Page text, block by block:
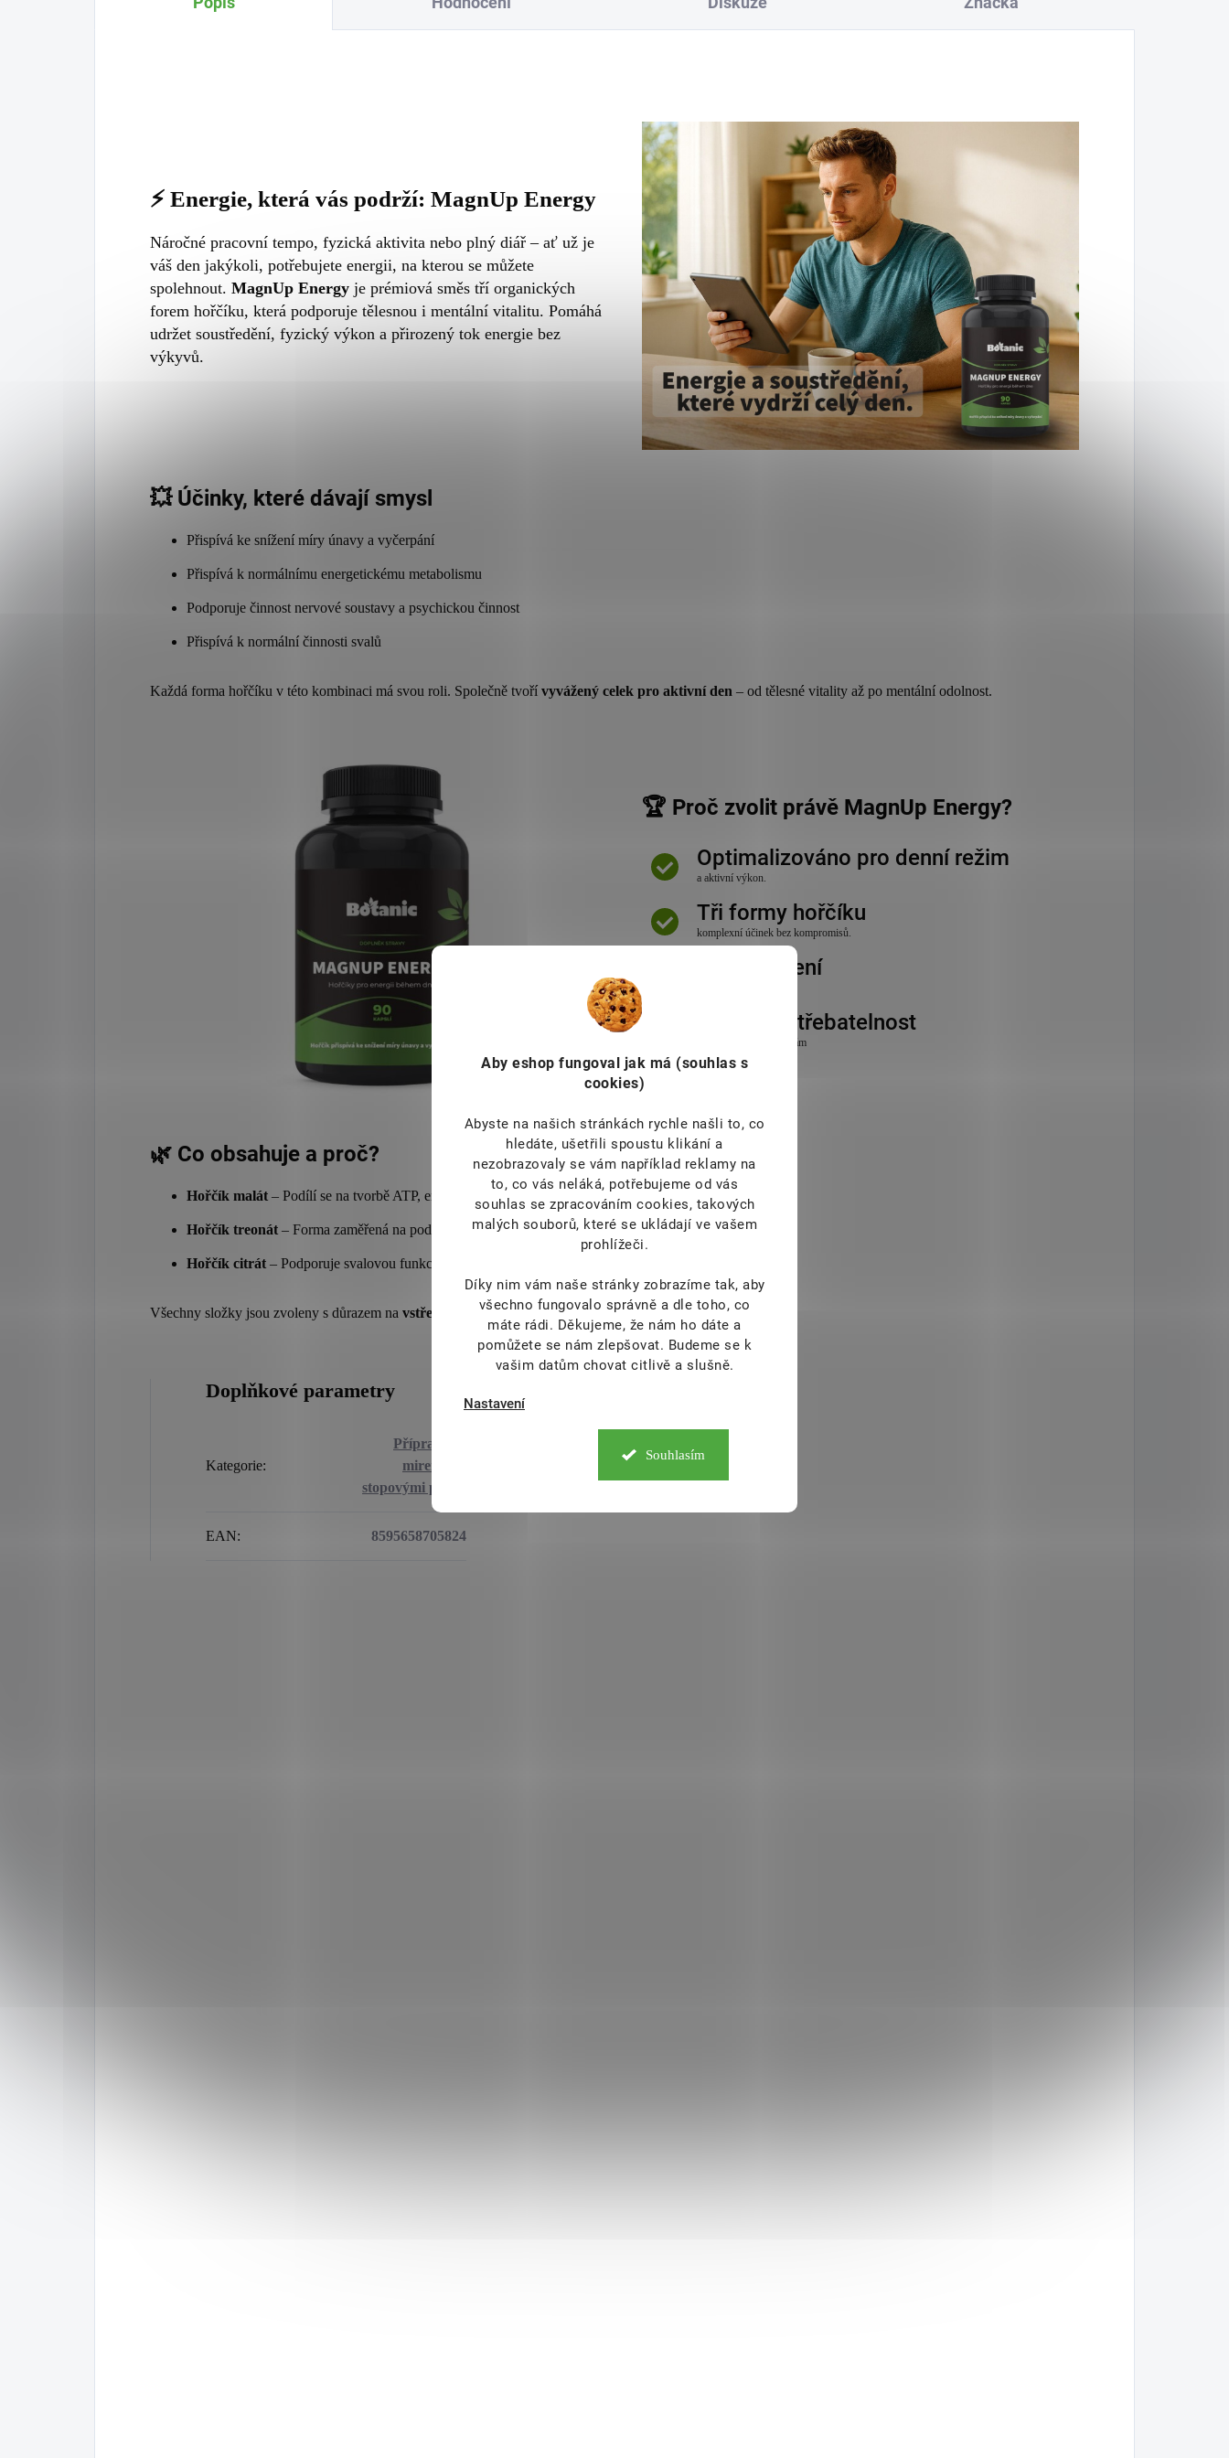
Aby eshop fungoval jak má (souhlas s
cookies)
Abyste na našich stránkách rychle našli to, co
hledáte, ušetřili spoustu klikání a
nezobrazovaly se vám například reklamy na
to, co vás neláká, potřebujeme od vás
souhlas se zpracováním cookies, takových
malých souborů, které se ukládají ve vašem
prohlížeči.
Díky nim vám naše stránky zobrazíme tak, aby
všechno fungovalo správně a dle toho, co
máte rádi. Děkujeme, že nám ho dáte a
pomůžete se nám zlepšovat. Budeme se k
vašim datům chovat citlivě a slušně.
Nastavení
Souhlasím
⚡ Energie, která vás podrží: MagnUp Energy
Náročné pracovní tempo, fyzická aktivita nebo plný diář – ať už je
váš den jakýkoli, potřebujete energii, na kterou se můžete
spolehnout. MagnUp Energy je prémiová směs tří organických
forem hořčíku, která podporuje tělesnou i mentální vitalitu. Pomáhá
udržet soustředění, fyzický výkon a přirozený tok energie bez
výkyvů.
💥 Účinky, které dávají smysl
Přispívá ke snížení míry únavy a vyčerpání
Přispívá k normálnímu energetickému metabolismu
Podporuje činnost nervové soustavy a psychickou činnost
Přispívá k normální činnosti svalů
Každá forma hořčíku v této kombinaci má svou roli. Společně tvoří vyvážený celek pro aktivní den – od tělesné vitality až po mentální odolnost.
🏆 Proč zvolit právě MagnUp Energy?
Optimalizováno pro denní režim
a aktivní výkon.
Tři formy hořčíku
komplexní účinek bez kompromisů.
Čisté složení
Vysoká vstřebatelnost
díky organickým formám
🌿 Co obsahuje a proč?
Hořčík malát – Podílí se na tvorbě ATP, energetické „měny“ těla. Ideální pro tělesnou vitalitu.
Hořčík treonát – Forma zaměřená na podporu mentální činnosti a koncentrace.
Hořčík citrát – Podporuje svalovou funkci, skvělé doplnění pro fyzickou rovnováhu.
Všechny složky jsou zvoleny s důrazem na vstřebatelnost, synergii a šetrnostk organismu.
Doplňkové parametry
Kategorie:
Přípravky s
mirerály a
stopovými prvky
EAN: 8595658705824